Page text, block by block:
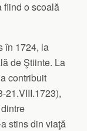
fiind o scoală
în 1724, la
de Ştiinte. La
contribuit
21.VIII.1723),
stins din viaţă